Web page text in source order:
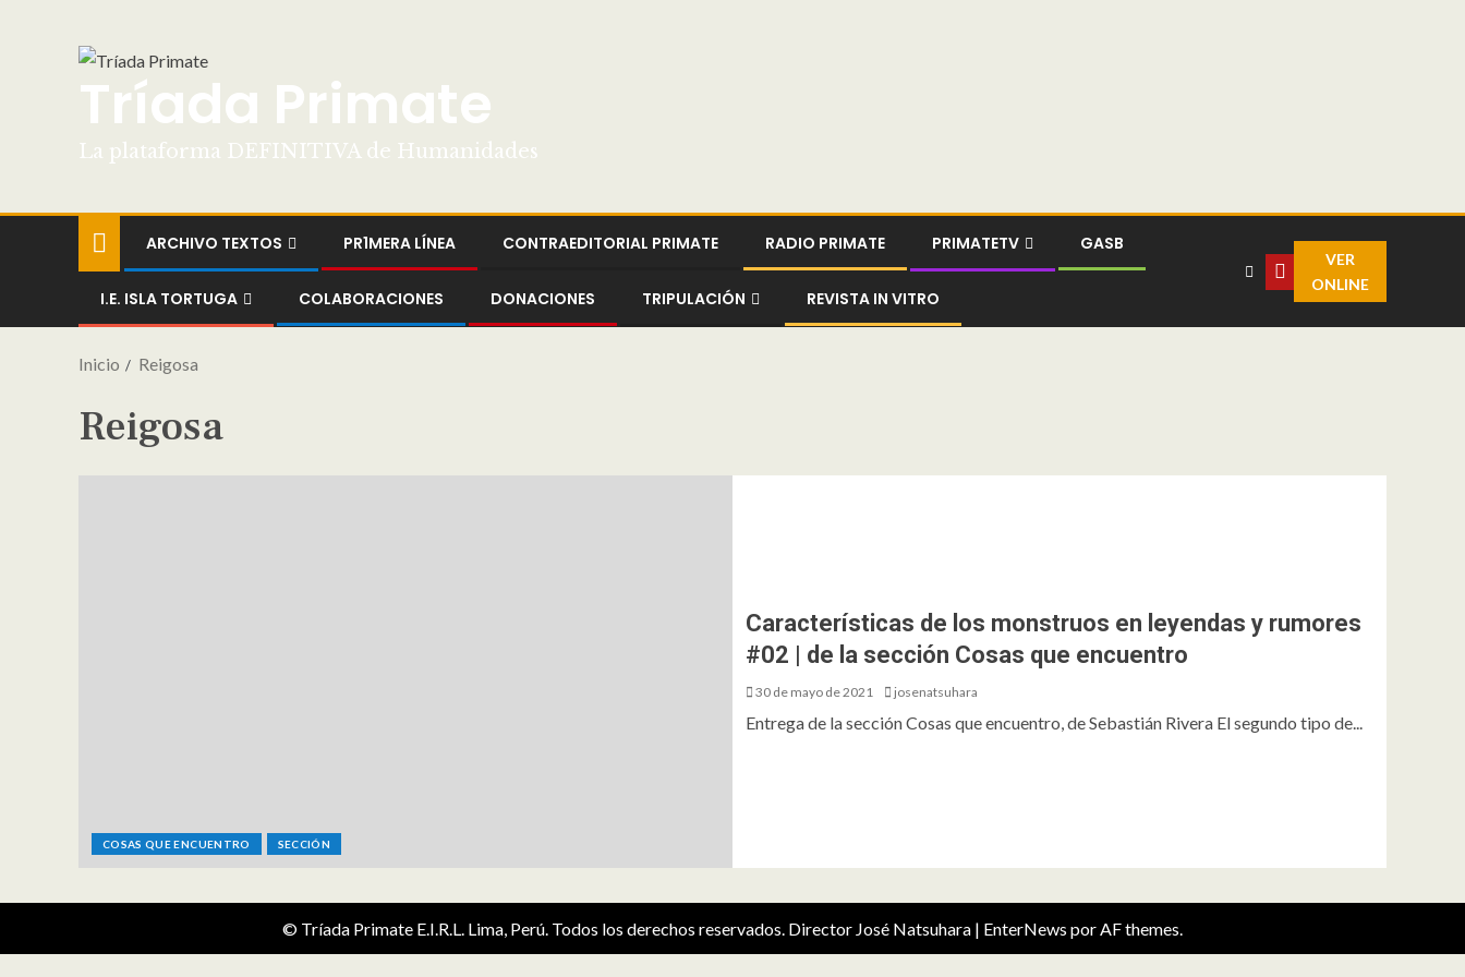
Tríada Primate
La plataforma DEFINITIVA de Humanidades
ARCHIVO TEXTOS PR1MERA LÍNEA CONTRAEDITORIAL PRIMATE RADIO PRIMATE PRIMATETV GASB
I.E. ISLA TORTUGA COLABORACIONES DONACIONES TRIPULACIÓN REVISTA IN VITRO
VER
ONLINE
Inicio Reigosa
Reigosa
COSAS QUE ENCUENTRO SECCIÓN
Características de los monstruos en leyendas y rumores
#02 | de la sección Cosas que encuentro
30 de mayo de 2021 josenatsuhara
Entrega de la sección Cosas que encuentro, de Sebastián Rivera El segundo tipo de...
© Tríada Primate E.I.R.L. Lima, Perú. Todos los derechos reservados. Director José Natsuhara | EnterNews por AF themes.